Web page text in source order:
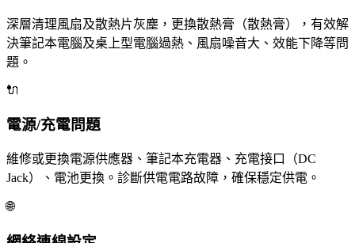
深層清理風扇及散熱片灰塵，更換散熱膏（散熱膏），有效解
決筆記本電腦及桌上型電腦過熱、風扇噪音大、效能下降等問
題。
🔌
電源/充電問題
維修或更換電源供應器、筆記本充電器、充電接口（DC
Jack）、電池更換。診斷供電電路故障，確保穩定供電。
🌐